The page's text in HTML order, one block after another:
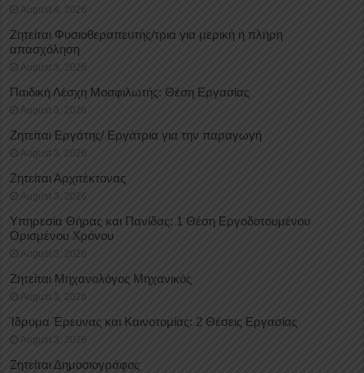
August 4, 2026
Ζητείται Φυσιοθεραπευτής/τρια για μερική ή πλήρη
απασχόληση
August 3, 2026
Παιδική Λέσχη Μοσφιλωτής: Θέση Εργασίας
August 3, 2026
Ζητείται Εργάτης/ Εργάτρια για την παραγωγή
August 3, 2026
Ζητείται Αρχιτέκτονας
August 3, 2026
Υπηρεσία Θήρας και Πανίδας: 1 Θέση Eργοδοτουμένου
Oρισμένου Xρόνου
August 3, 2026
Ζητείται Μηχανολόγος Μηχανικός
August 3, 2026
Ίδρυμα Έρευνας και Καινοτομίας: 2 Θέσεις Εργασίας
August 3, 2026
Ζητείται Δημοσιογράφος